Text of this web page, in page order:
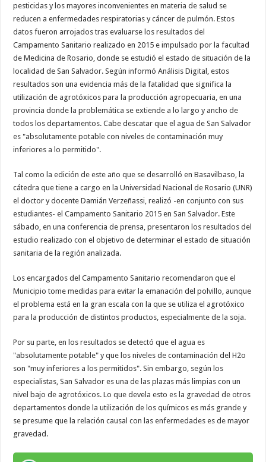
pesticidas y los mayores inconvenientes en materia de salud se
reducen a enfermedades respiratorias y cáncer de pulmón. Estos
datos fueron arrojados tras evaluarse los resultados del
Campamento Sanitario realizado en 2015 e impulsado por la facultad
de Medicina de Rosario, donde se estudió el estado de situación de la
localidad de San Salvador. Según informó Análisis Digital, estos
resultados son una evidencia más de la fatalidad que significa la
utilización de agrotóxicos para la producción agropecuaria, en una
provincia donde la problemática se extiende a lo largo y ancho de
todos los departamentos. Cabe descatar que el agua de San Salvador
es "absolutamente potable con niveles de contaminación muy
inferiores a lo permitido".
Tal como la edición de este año que se desarrolló en Basavilbaso, la
cátedra que tiene a cargo en la Universidad Nacional de Rosario (UNR)
el doctor y docente Damián Verzeñassi, realizó -en conjunto con sus
estudiantes- el Campamento Sanitario 2015 en San Salvador. Este
sábado, en una conferencia de prensa, presentaron los resultados del
estudio realizado con el objetivo de determinar el estado de situación
sanitaria de la región analizada.
Los encargados del Campamento Sanitario recomendaron que el
Municipio tome medidas para evitar la emanación del polvillo, aunque
el problema está en la gran escala con la que se utiliza el agrotóxico
para la producción de distintos productos, especialmente de la soja.
Por su parte, en los resultados se detectó que el agua es
"absolutamente potable" y que los niveles de contaminación del H2o
son "muy inferiores a los permitidos". Sin embargo, según los
especialistas, San Salvador es una de las plazas más limpias con un
nivel bajo de agrotóxicos. Lo que devela esto es la gravedad de otros
departamentos donde la utilización de los químicos es más grande y
se presume que la relación causal con las enfermedades es de mayor
gravedad.